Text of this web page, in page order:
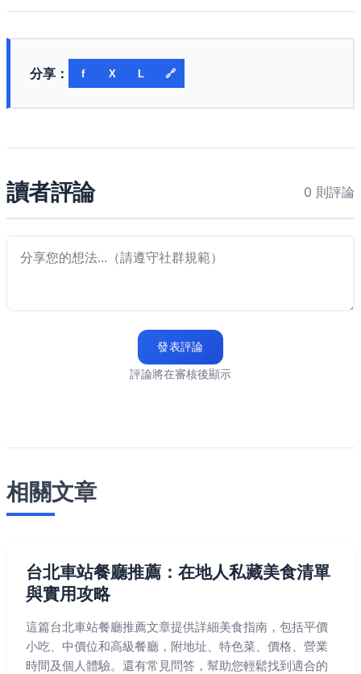
分享： f X L 🔗
讀者評論 0 則評論
發表評論
評論將在審核後顯示
相關文章
台北車站餐廳推薦：在地人私藏美食清單
與實用攻略
這篇台北車站餐廳推薦文章提供詳細美食指南，包括平價
小吃、中價位和高級餐廳，附地址、特色菜、價格、營業
時間及個人體驗。還有常見問答，幫助您輕鬆找到適合的